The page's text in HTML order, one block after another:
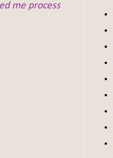
me process